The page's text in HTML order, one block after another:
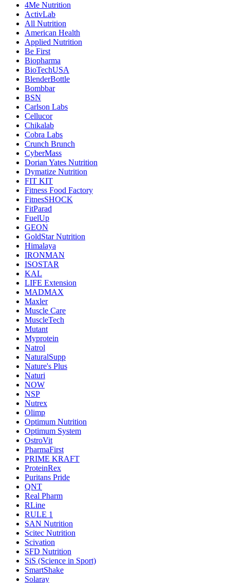
4Me Nutrition
ActivLab
All Nutrition
American Health
Applied Nutrition
Be First
Biopharma
BioTechUSA
BlenderBottle
Bombbar
BSN
Carlson Labs
Cellucor
Chikalab
Cobra Labs
Crunch Brunch
CyberMass
Dorian Yates Nutrition
Dymatize Nutrition
FIT KIT
Fitness Food Factory
FitnesSHOCK
FitParad
FuelUp
GEON
GoldStar Nutrition
Himalaya
IRONMAN
ISOSTAR
KAL
LIFE Extension
MADMAX
Maxler
Muscle Care
MuscleTech
Mutant
Myprotein
Natrol
NaturalSupp
Nature's Plus
Naturi
NOW
NSP
Nutrex
Olimp
Optimum Nutrition
Optimum System
OstroVit
PharmaFirst
PRIME KRAFT
ProteinRex
Puritans Pride
QNT
Real Pharm
RLine
RULE 1
SAN Nutrition
Scitec Nutrition
Scivation
SFD Nutrition
SiS (Science in Sport)
SmartShake
Solaray